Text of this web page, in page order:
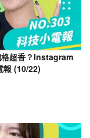
格超香？Instagram
報 (10/22)